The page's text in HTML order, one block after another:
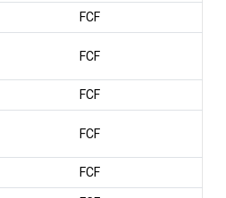
FCF
FCF
FCF
FCF
FCF